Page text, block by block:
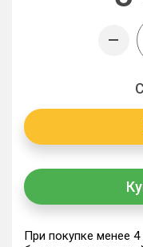
При покупке менее